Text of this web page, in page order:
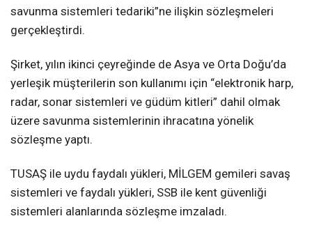
savunma sistemleri tedariki”ne ilişkin sözleşmeleri
gerçekleştirdi.
Şirket, yılın ikinci çeyreğinde de Asya ve Orta Doğu’da
yerleşik müşterilerin son kullanımı için “elektronik harp,
radar, sonar sistemleri ve güdüm kitleri” dahil olmak
üzere savunma sistemlerinin ihracatına yönelik
sözleşme yaptı.
TUSAŞ ile uydu faydalı yükleri, MİLGEM gemileri savaş
sistemleri ve faydalı yükleri, SSB ile kent güvenliği
sistemleri alanlarında sözleşme imzaladı.